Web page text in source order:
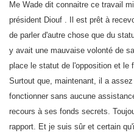
Me Wade dit connaitre ce travail
président Diouf . Il est prêt à
de parler d'autre chose que du
y avait une mauvaise volonté de
place le statut de l'opposition et le
Surtout que, maintenant, il a
fonctionner sans aucune
recours à ses fonds secrets.
rapport. Et je suis sûr et certain